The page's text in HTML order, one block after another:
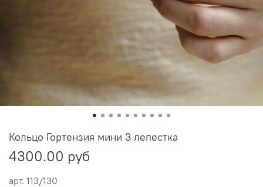
арт. 113/130
Кольцо Гортензия мини 3 лепестка
4300.00 руб